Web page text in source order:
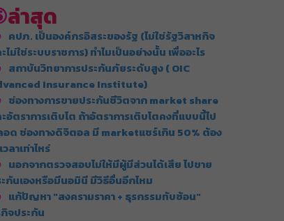
ล่าสุด
คปภ. เป็นองค์กรอิสระของรัฐ (ไม่ใช่รัฐวิสาหกิจ
ไม่ใช่ระบบราชการ) ทำไมเป็นอย่างนั้น เพื่ออะไร
สถาบันวิทยาการประกันภัยระดับสูง ( OIC
Insurance Institute)
ช่องทางการขายประกันชีวิตจาก market share
อัตราการเติบโต ถ้าอัตราการเติบโตคงที่แบบนี้ไป
ด ช่องทางดิจิตอล มี marketแชร์เกิน 50% ต้อง
วลาเท่าไหร่
นอกจากตรวจสอบไม่ให้มีผู้มีส่วนได้เสีย ไปขาย
กันเองหรือมีนอมินี มีวิธีอื่นอีกไหม
แก้ปัญหา "สงครามราคา + ธุรกรรมทับซ้อน"
จประกัน